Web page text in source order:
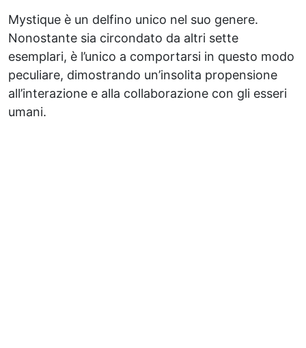
Mystique è un delfino unico nel suo genere.
Nonostante sia circondato da altri sette
esemplari, è l’unico a comportarsi in questo modo
peculiare, dimostrando un’insolita propensione
all’interazione e alla collaborazione con gli esseri
umani.